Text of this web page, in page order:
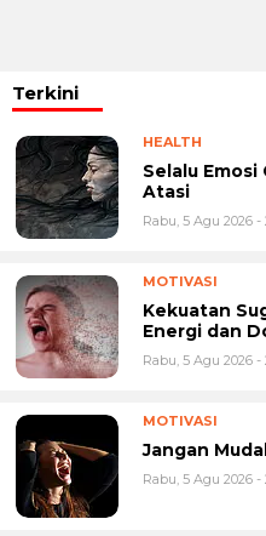
Terkini
HEALTH
Selalu Emosi
Atasi
Rabu, 5 Agu 2026 -
MOTIVASI
Kekuatan
Energi dan
Rabu, 5 Agu 2026 -
MOTIVASI
Jangan
Rabu, 5 Agu 2026 -